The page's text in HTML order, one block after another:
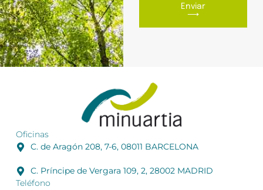
Enviar
⟶
Oficinas
C. de Aragón 208, 7-6, 08011 BARCELONA
C. Príncipe de Vergara 109, 2, 28002 MADRID
Teléfono